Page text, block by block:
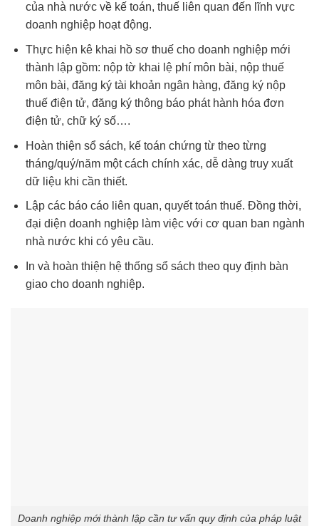
của nhà nước về kế toán, thuế liên quan đến lĩnh vực
doanh nghiệp hoạt động.
Thực hiện kê khai hồ sơ thuế cho doanh nghiệp mới
thành lập gồm: nộp tờ khai lệ phí môn bài, nộp thuế
môn bài, đăng ký tài khoản ngân hàng, đăng ký nộp
thuế điện tử, đăng ký thông báo phát hành hóa đơn
điện tử, chữ ký số….
Hoàn thiện sổ sách, kế toán chứng từ theo từng
tháng/quý/năm một cách chính xác, dễ dàng truy xuất
dữ liệu khi cần thiết.
Lập các báo cáo liên quan, quyết toán thuế. Đồng thời,
đại diện doanh nghiệp làm việc với cơ quan ban ngành
nhà nước khi có yêu cầu.
In và hoàn thiện hệ thống sổ sách theo quy định bàn
giao cho doanh nghiệp.
Doanh nghiệp mới thành lập cần tư vấn quy định của pháp luật